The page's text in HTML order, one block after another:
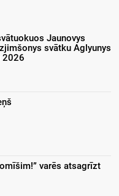
Jaunovys
svātku Aglyunys
2026
varēs atsagrīzt